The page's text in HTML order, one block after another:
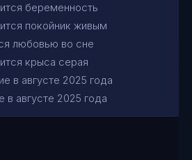
беременность
покойник живым
любовью во сне
крыса серая
в августе 2025 года
в августе 2025 года